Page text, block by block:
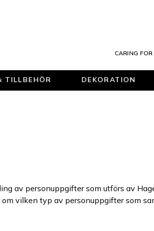
CARING
TILLBEHÖR DEKORATION
av personuppgifter som utförs av
vilken typ av personuppgifter som